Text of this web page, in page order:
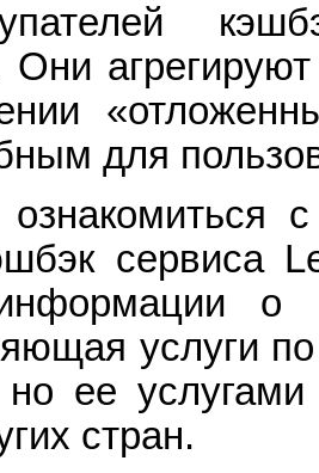
Они
для
ознакомиться
сервиса
о
услуги
ее
стран.